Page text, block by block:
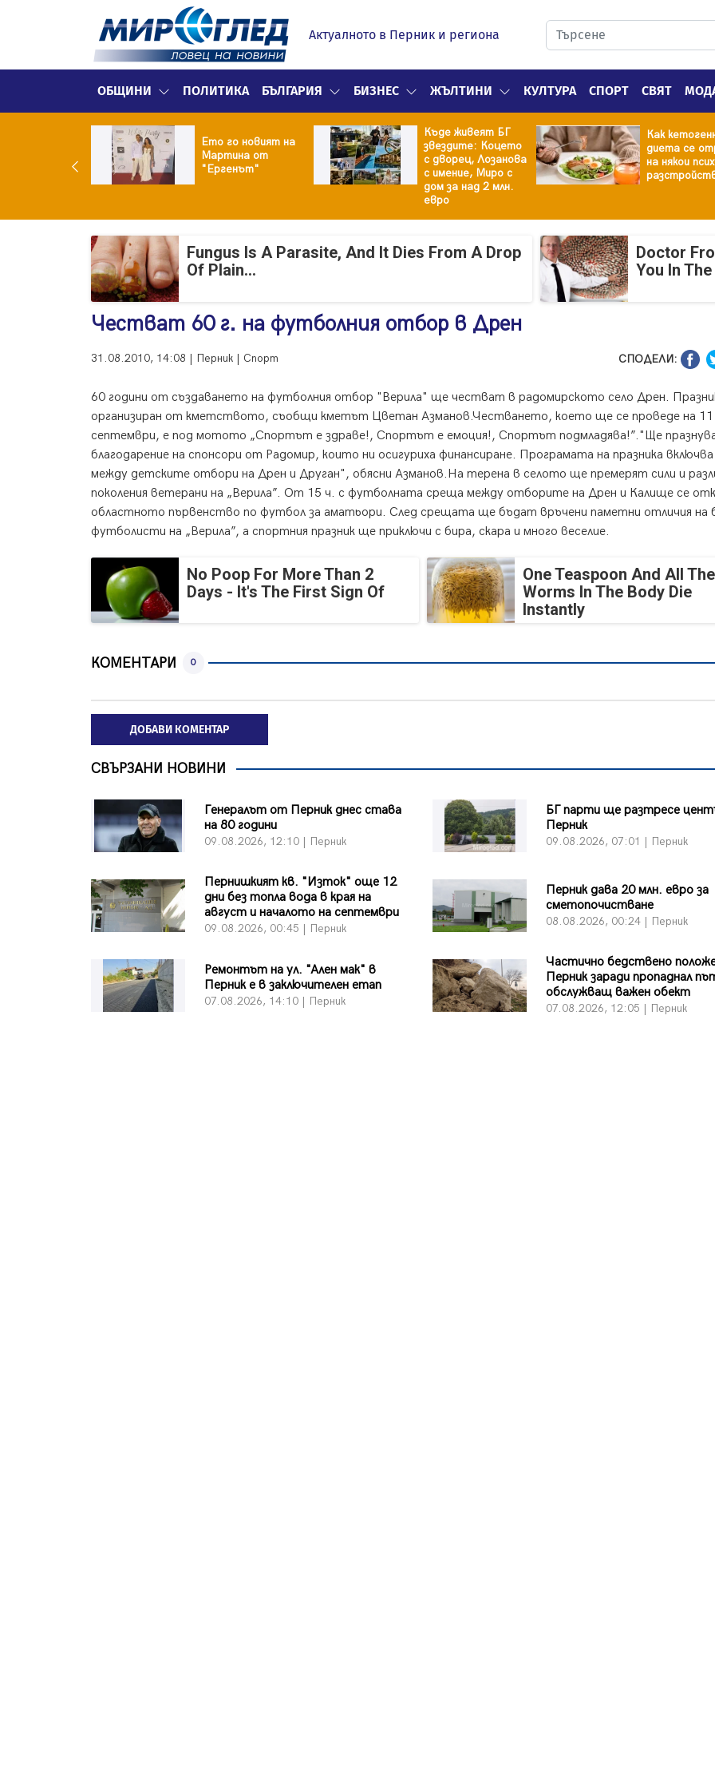
Актуалното в Перник и региона
ОБЩИНИ ПОЛИТИКА БЪЛГАРИЯ БИЗНЕС ЖЪЛТИНИ КУЛТУРА СПОРТ СВЯТ
Ето го новият на
Мартина от
"Ергенът"
Къде живеят БГ
звездите: Коцето
с дворец, Лозанова
с имение, Миро с
дом за над 2 млн.
евро
Как
диета се
на някои
Fungus Is A Parasite, And It Dies From A Drop
Of Plain...
Doctor
You In
Честват 60 г. на футболния отбор в Дрен
31.08.2010, 14:08 | Перник | Спорт СПОДЕЛИ:
60 години от създаването на футболния отбор "Верила" ще честват в радомирското село Дрен.
организиран от кметството, съобщи кметът Цветан Азманов.Честването, което ще се проведе на 11
септември, е под мотото „Спортът е здраве!, Спортът е емоция!, Спортът подмладява!”."Ще
благодарение на спонсори от Радомир, които ни осигуриха финансиране. Програмата на празника
между детските отбори на Дрен и Друган", обясни Азманов.На терена в селото ще премерят сили и
поколения ветерани на „Верила”. От 15 ч. с футболната среща между отборите на Дрен и Калище се
областното първeнство по футбол за аматьори. След срещата ще бъдат връчени паметни отличия на
футболисти на „Верила”, а спортния празник ще приключи с бира, скара и много веселие.
No Poop For More Than 2
Days - It's The First Sign Of
One Teaspoon And All The
Worms In The Body Die
Instantly
КОМЕНТАРИ 0
ДОБАВИ КОМЕНТАР
СВЪРЗАНИ НОВИНИ
Генералът от Перник днес става
на 80 години
09.08.2026, 12:10 | Перник
БГ парти ще разтресе
Перник
09.08.2026, 07:01 | Перник
Пернишкият кв. "Изток" още 12
дни без топла вода в края на
август и началото на септември
09.08.2026, 00:45 | Перник
Перник дава 20 млн. евро за
сметопочистване
08.08.2026, 00:24 | Перник
Ремонтът на ул. "Ален мак" в
Перник е в заключителен етап
07.08.2026, 14:10 | Перник
Частично бедствено
Перник заради пропаднал
обслужващ важен обект
07.08.2026, 12:05 | Перник